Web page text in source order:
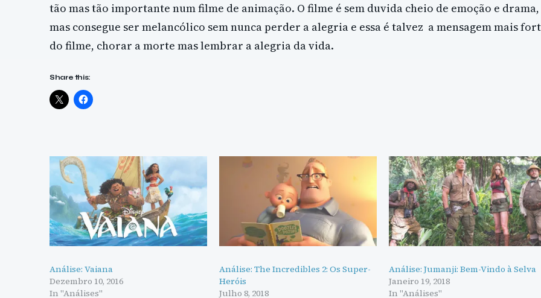
tão mas tão importante num filme de animação. O filme é sem duvida cheio de emoção e drama,
mas consegue ser melancólico sem nunca perder a alegria e essa é talvez a mensagem mais
do filme, chorar a morte mas lembrar a alegria da vida.
Share this:
Análise: Vaiana
Dezembro 10, 2016
In "Análises"
Análise: The Incredibles 2: Os Super-
Heróis
Julho 8, 2018
Análise: Jumanji: Bem-Vindo à Selva
Janeiro 19, 2018
In "Análises"